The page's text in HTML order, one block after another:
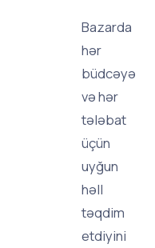
Bazarda
hər
büdcəyə
və hər
tələbat
üçün
uyğun
həll
təqdim
etdiyini